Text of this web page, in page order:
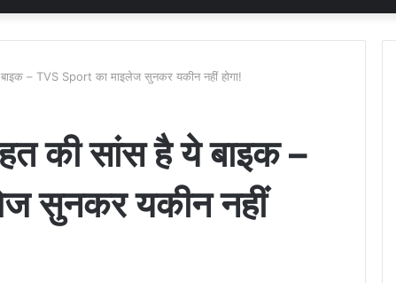
– TVS Sport का माइलेज सुनकर यकीन नहीं होगा!
की सांस है ये बाइक –
सुनकर यकीन नहीं